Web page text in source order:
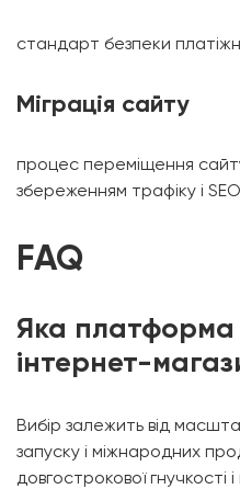
стандарт безпеки
Міграція сайту
процес переміщення
збереженням трафіку і
FAQ
Яка
інтернет-
Вибір залежить від
запуску і міжнародних
довгострокової гнучкості